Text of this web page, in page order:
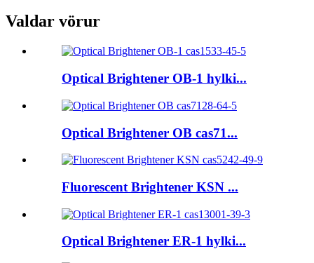
Valdar vörur
Optical Brightener OB-1 hylki...
Optical Brightener OB cas71...
Fluorescent Brightener KSN ...
Optical Brightener ER-1 hylki...